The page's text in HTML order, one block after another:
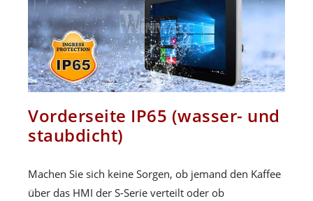
Vorderseite IP65 (wasser- und
staubdicht)
Machen Sie sich keine Sorgen, ob jemand den Kaffee
über das HMI der S-Serie verteilt oder ob